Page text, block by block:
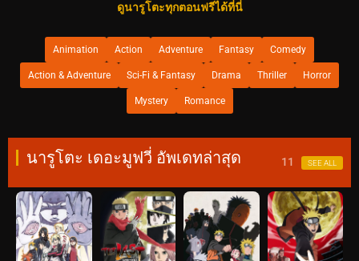
ดูนารูโตะทุกตอนฟรีได้ที่นี่
Animation Action Adventure Fantasy Comedy
Action & Adventure Sci-Fi & Fantasy Drama Thriller Horror
Mystery Romance
นารูโตะ เดอะมูฟวี่ อัพเดทล่าสุด 11 SEE ALL